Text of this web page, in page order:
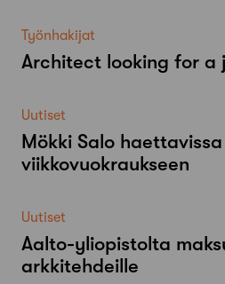
Työnhakijat
Architect looking for a
Uutiset
Mökki Salo haettavissa
viikkovuokraukseen
Uutiset
Aalto-​yliopistolta
arkkitehdeille